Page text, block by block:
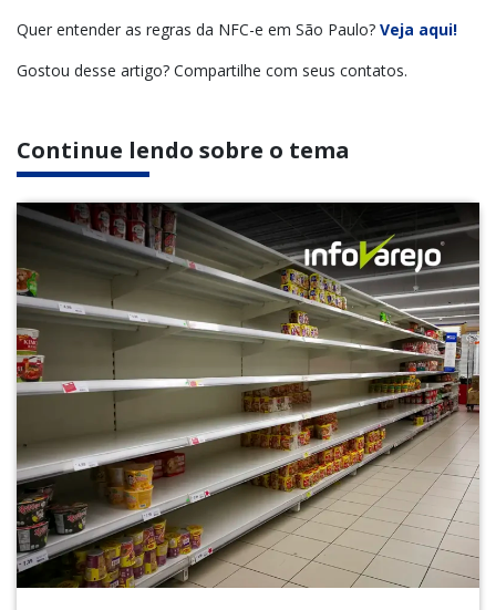
Quer entender as regras da NFC-e em São Paulo? Veja aqui!
Gostou desse artigo? Compartilhe com seus contatos.
Continue lendo sobre o tema